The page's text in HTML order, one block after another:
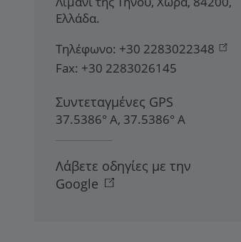
Ελλάδα.
Τηλέφωνο: +30 2283022348
Fax: +30 2283026145
Συντεταγμένες GPS
37.5386° Α, 37.5386° Α
Λάβετε οδηγίες με την
Google